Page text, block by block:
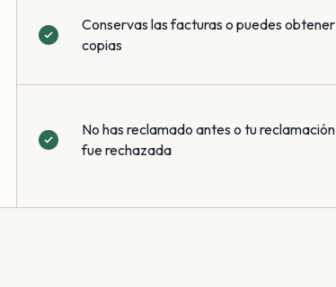
Conservas las facturas o puedes obtener
copias
No has reclamado antes o tu reclamación
fue rechazada